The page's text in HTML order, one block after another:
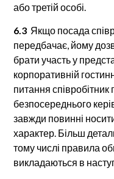
або третій особі.
6.3 Якщо посада
передбачає, йому
брати участь у
корпоративній
питання
безпосереднього
завжди повинні
характер. Більш
тому числі правила
викладаються в